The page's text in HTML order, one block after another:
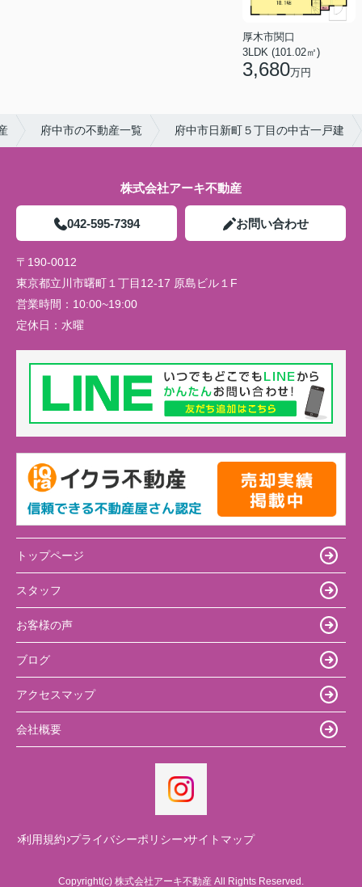
厚木市関口
3LDK (101.02㎡)
3,680万円
府中市の不動産一覧 府中市日新町５丁目の中古一戸建
株式会社アーキ不動産
042-595-7394 お問い合わせ
〒190-0012
東京都立川市曙町１丁目12-17 原島ビル１F
営業時間： 10:00~19:00
定休日： 水曜
トップページ
スタッフ
お客様の声
ブログ
アクセスマップ
会社概要
利用規約 プライバシーポリシー サイトマップ
Copyright(c) 株式会社アーキ不動産 All Rights Reserved.